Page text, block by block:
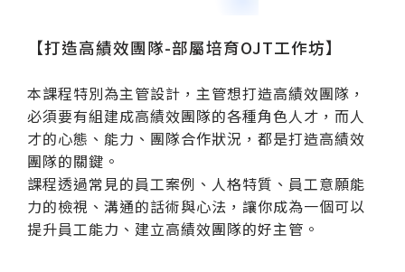
【打造高績效團隊-部屬培育OJT工作坊】
本課程特別為主管設計，主管想打造高績效團隊，
必須要有組建成高績效團隊的各種角色人才，而人
才的心態、能力、團隊合作狀況，都是打造高績效
團隊的關鍵。
課程透過常見的員工案例、人格特質、員工意願能
力的檢視、溝通的話術與心法，讓你成為一個可以
提升員工能力、建立高績效團隊的好主管。